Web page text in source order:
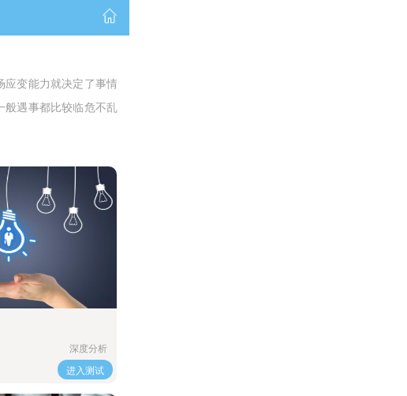
应变能力就决定了事情
般遇事都比较临危不乱
深度分析
进入测试